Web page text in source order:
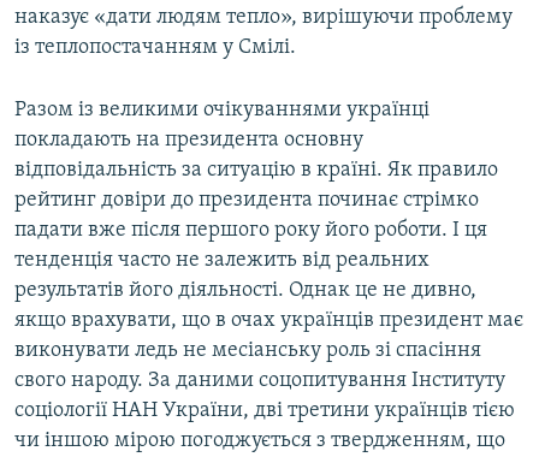
наказує «дати людям тепло», вирішуючи проблему
із теплопостачанням у Смілі.
Разом із великими очікуваннями українці
покладають на президента основну
відповідальність за ситуацію в країні. Як правило
рейтинг довіри до президента починає стрімко
падати вже після першого року його роботи. І ця
тенденція часто не залежить від реальних
результатів його діяльності. Однак це не дивно,
якщо врахувати, що в очах українців президент має
виконувати ледь не месіанську роль зі спасіння
свого народу. За даними соцопитування Інституту
соціології НАН України, дві третини українців тією
чи іншою мірою погоджується з твердженням, що